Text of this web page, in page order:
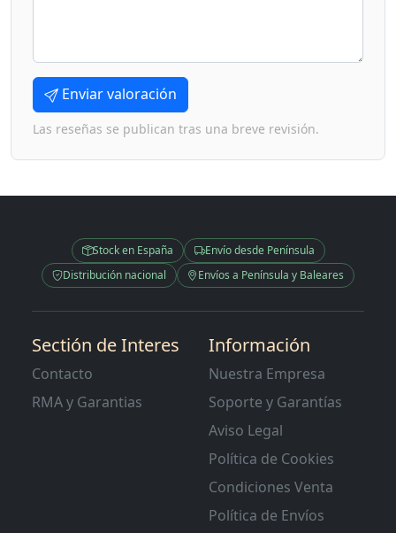
Enviar valoración
Las reseñas se publican tras una breve revisión.
Stock en España
Envío desde Península
Distribución nacional
Envíos a Península y Baleares
Sectión de Interes
Contacto
RMA y Garantias
Información
Nuestra Empresa
Soporte y Garantías
Aviso Legal
Política de Cookies
Condiciones Venta
Política de Envíos